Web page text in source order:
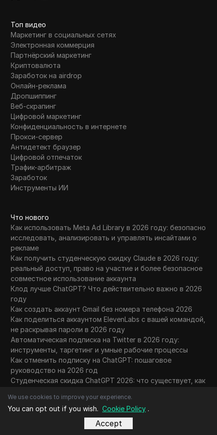
Топ видео
Маркетинг в социальных сетях
Электронная коммерция
Партнёрский маркетинг
Криптовалюта
Заработок на airdrop
Онлайн-реклама
Дропшиппинг
Веб-скрапинг
Цифровой маркетинг
Конфиденциальность в интернете
Прокси-сервер
Антидетект браузер
Цифровой отпечаток
Трафик-арбитраж
Заработок
Инструменты ИИ
Что нового
Как использовать Meta Ad Library в 2026 году: безопасно
исследовать, анализировать и управлять инсайтами о
рекламе
Как получить студенческую скидку Claude в 2026 году:
реальный доступ, право на участие и более безопасное
совместное использование аккаунта
Клод лучше ChatGPT? Что действительно важно в 2026
году
Как создать аккаунт Gmail без номера телефона 2026
Как поделиться аккаунтом ElevenLabs с вашей командой,
не раскрывая пароли в 2026 году
Автоматическая подписка на Twitter в 2026 году:
инструменты, таргетинг и умные рабочие процессы
Как отменить подписку на ChatGPT: пошаговое
руководство на 2026 год
Студенческая скидка ChatGPT 2026: что существует, как
ChatGPT сейчас полностью заполнен: 7 решений на 2026
год
Как исправить вопрос «Эта сеть блокирует
зашифрованный DNS-трафик»
We use cookies to improve your experience.
You can opt out if you wish. Cookie Policy .
Accept